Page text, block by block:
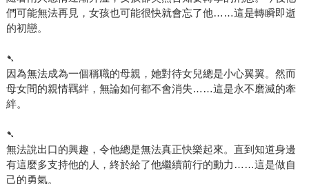
們可能無法再見，女孩也可能很快就會忘了他……這是轉瞬即逝
的初戀。
➷
因為無法成為一個稱職的母親，她對待女兒總是小心翼翼。然而
母女間的親情羈絆，無論如何都不會消失……這是永不磨滅的牽
絆。
➷
無法說出口的興趣，令他總是無法真正快樂起來。直到知道身邊
有這麼多支持他的人，終於給了他繼續前行的動力……這是做自
己的勇氣。